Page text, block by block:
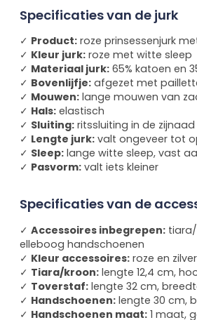
Specificaties van de jurk
✓ Product: roze prinsessenjurk
✓ Kleur jurk: roze met witte sleep
✓ Materiaal jurk: 65% katoen en
✓ Bovenlijfje: afgezet met
✓ Mouwen: lange mouwen van
✓ Hals: elastisch
✓ Sluiting: ritssluiting in de zijnaad
✓ Lengte jurk: valt ongeveer tot
✓ Sleep: lange witte sleep, vast
✓ Pasvorm: valt iets kleiner
Specificaties van de
✓ Accessoires inbegrepen:
elleboog handschoenen
✓ Kleur accessoires: roze en zilver
✓ Tiara/kroon: lengte 12,4 cm,
✓ Toverstaf: lengte 32 cm,
✓ Handschoenen: lengte 30 cm,
✓ Handschoenen maat: 1 maat,